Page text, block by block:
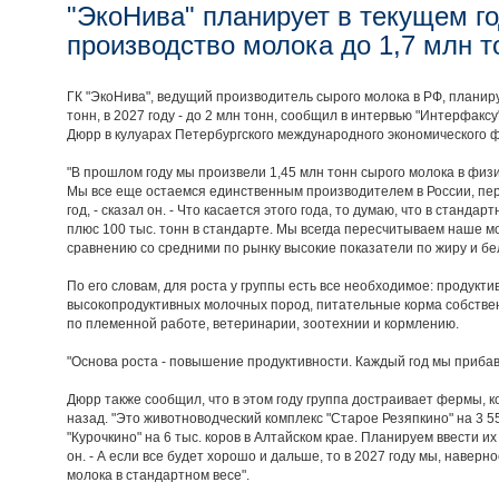
"ЭкоНива" планирует в текущем
производство молока до 1,7 млн
ГК "ЭкоНива", ведущий производитель сырого молока в РФ,
тонн, в 2027 году - до 2 млн тонн, сообщил в интервью
Дюрр в кулуарах Петербургского международного экономического
"В прошлом году мы произвели 1,45 млн тонн сырого молока в
Мы все еще остаемся единственным производителем в России,
год, - сказал он. - Что касается этого года, то думаю, что в
плюс 100 тыс. тонн в стандарте. Мы всегда пересчитываем наше
сравнению со средними по рынку высокие показатели по жиру и
По его словам, для роста у группы есть все необходимое:
высокопродуктивных молочных пород, питательные корма
по племенной работе, ветеринарии, зоотехнии и кормлению.
"Основа роста - повышение продуктивности. Каждый год мы
Дюрр также сообщил, что в этом году группа достраивает фермы,
назад. "Это животноводческий комплекс "Старое Резяпкино" на 3
"Курочкино" на 6 тыс. коров в Алтайском крае. Планируем ввести
он. - А если все будет хорошо и дальше, то в 2027 году мы,
молока в стандартном весе".